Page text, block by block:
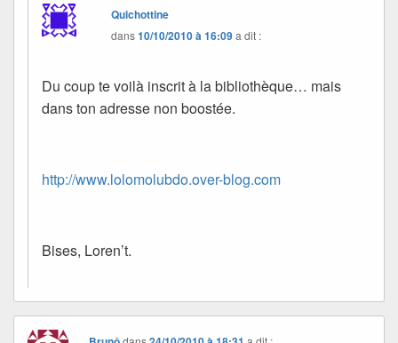
Quichottine
dans10/10/2010 à 16:09a dit :
Du coup te voilà inscrit à la bibliothèque… mais
dans ton adresse non boostée.
http://www.lolomolubdo.over-blog.com
Bises, Loren’t.